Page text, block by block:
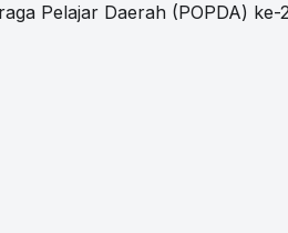
Pelajar Daerah (POPDA)